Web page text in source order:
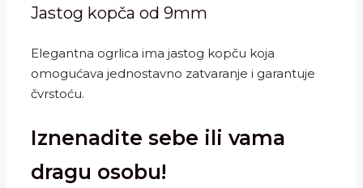
Jastog kopča od 9mm
Elegantna ogrlica ima jastog kopču koja
omogućava jednostavno zatvaranje i garantuje
čvrstoću.
Iznenadite sebe ili vama
dragu osobu!